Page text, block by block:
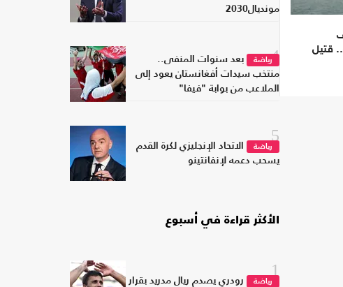
قتيل
مونديال2030
4رياضة
بعد سنوات المنفى..
منتخب سيدات أفغانستان يعود إلى
الملاعب من بوابة "فيفا"
5
رياضة
الاتحاد الإنجليزي لكرة القدم
يسحب دعمه لإنفانتينو
الأكثر قراءة في أسبوع
1
رياضة
رودري يصدم ريال مدريد بقرار